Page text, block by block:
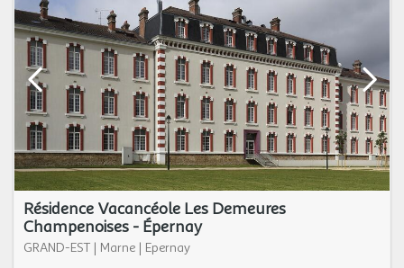
Résidence Vacancéole Les Demeures
Champenoises - Épernay
GRAND-EST | Marne | Epernay